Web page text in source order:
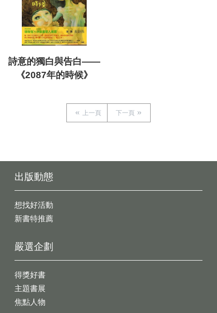
詩意的獨白與告白——
《2087年的時候》
上一頁 下一頁
出版動態
想找好活動
新書特推薦
嚴選企劃
得獎好書
主題書展
焦點人物